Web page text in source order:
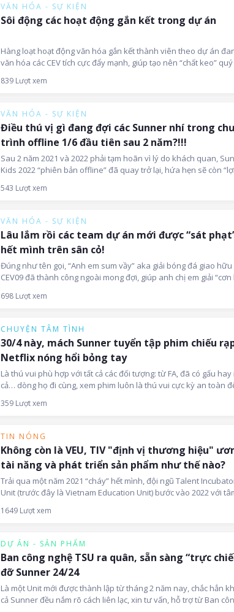
VĂN HÓA - SỰ KIỆN
Sôi động các hoạt động gắn kết trong dự án
Hàng loạt hoạt động văn hóa gắn kết thành viên theo dự án
văn hóa các CEV tích cực đẩy mạnh, giúp tạo nên “chất keo”
Unit của mình.
839 Lượt xem
VĂN HÓA - SỰ KIỆN
Điều thú vị gì đang đợi các Sunner nhí trong
trình offline 1/6 đầu tiên sau 2 năm?!!!
Sau 2 năm 2021 và 2022 phải tạm hoãn vì lý do khách quan,
Kids 2022 “phiên bản offline” đã quay trở lại, hứa hẹn sẽ còn
543 Lượt xem
VĂN HÓA - SỰ KIỆN
Lâu lắm rồi các team dự án mới được “sát
hết mình trên sân cỏ!
Đúng như tên gọi, “Anh em sum vầy” aka giải bóng đá giao
CEV09 đã thành công ngoài mong đợi, giúp anh chị em giải “cơn
698 Lượt xem
CHUYỆN TÂM TÌNH
30/4 này, mách Sunner tuyển tập phim chiếu
Netflix nóng hổi bỏng tay
Là thú vui phù hợp với tất cả các đối tượng: từ FA, đã có gấu
cả… dòng họ đi cùng, xem phim luôn là thú vui cực kỳ an toàn
News bật mí cho các Sunner vài cái tên nhé!
359 Lượt xem
TIN NÓNG
Không còn là VEU, TIV "định vị thương hiệu"
tài năng và phát triển sản phẩm như thế nào?
Trải qua một năm 2021 “cháy” hết mình, đội ngũ Talent
Unit (trước đây là Vietnam Education Unit) bước vào 2022 với
chuyên nghiệp trong doanh nghiệp", ươm mầm tài năng và
1649 Lượt xem
DỰ ÁN - SẢN PHẨM
Ban công nghệ TSU ra quân, sẵn sàng “trực
đỡ Sunner 24/24
Là một Unit mới được thành lập từ tháng 2 năm nay, chắc hẳn
cả Sunner đều nắm rõ cách liên lạc, xin tư vấn, hỗ trợ từ Ban